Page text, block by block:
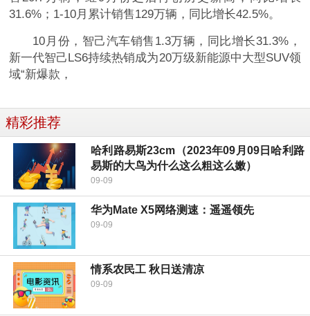
31.6%；1-10月累计销售129万辆，同比增长42.5%。
10月份，智己汽车销售1.3万辆，同比增长31.3%，
新一代智己LS6持续热销成为20万级新能源中大型SUV领
域“新爆款，
精彩推荐
哈利路易斯23cm（2023年09月09日哈利路
易斯的大鸟为什么这么粗这么嫩）
09-09
华为Mate X5网络测速：遥遥领先
09-09
情系农民工 秋日送清凉
09-09